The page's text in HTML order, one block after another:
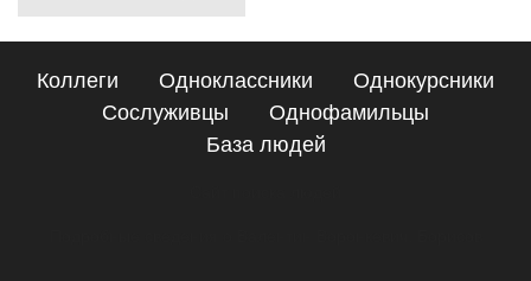
Коллеги Одноклассники
Однокурсники
Сослуживцы
Однофамильцы
База людей